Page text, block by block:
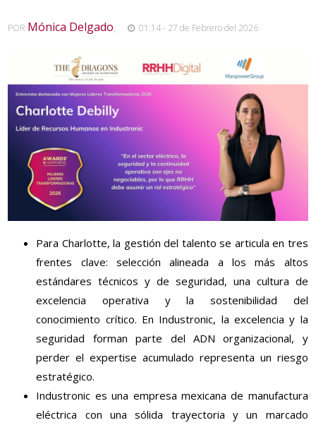
POR Mónica Delgado, 01:14 - 27 de Febrero del 2026
Para Charlotte, la gestión del talento se articula en tres
frentes clave: selección alineada a los más altos
estándares técnicos y de seguridad, una cultura de
excelencia operativa y la sostenibilidad del
conocimiento crítico. En Industronic, la excelencia y la
seguridad forman parte del ADN organizacional, y
perder el expertise acumulado representa un riesgo
estratégico.
Industronic es una empresa mexicana de manufactura
eléctrica con una sólida trayectoria y un marcado